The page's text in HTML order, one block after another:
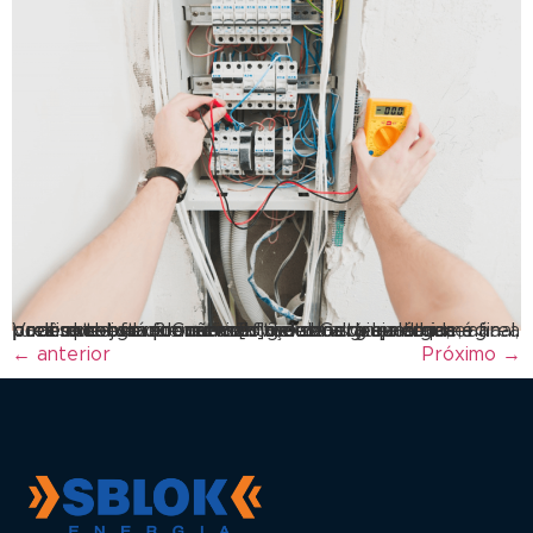
Você que está procurando gerador de energia, precisa saber que não são todos os grupos que podem te oferecer um serviço de alta qualidade, afinal, para obter um fornecimento de energia elétrica é preciso de geradores confiáveis. Gerador de energia pode me ajudar? Canteiros de obras (seja em uma área rural remota ou no meio […]
← anterior Próximo →